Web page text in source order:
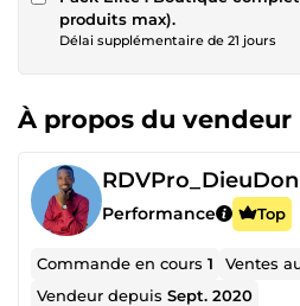
produits max).
Délai supplémentaire de 21 jours
À propos du vendeur
Performance Top
Commande en cours1 Ventes
Vendeur depuisSept. 2020